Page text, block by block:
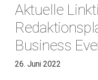
Aktuelle
Business
26. Juni 2022